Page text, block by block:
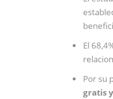
El
Por su
gratis